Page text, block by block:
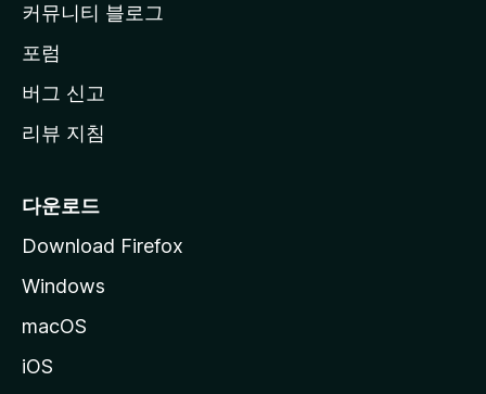
이
동
커뮤니티 블로그
포럼
버그 신고
리뷰 지침
다운로드
Download Firefox
Windows
macOS
iOS